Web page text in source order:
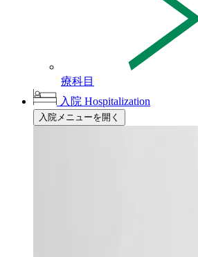
療科目
入院 Hospitalization
入院メニューを開く